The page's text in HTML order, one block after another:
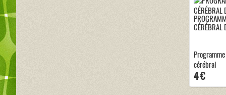
CÉRÉBRAL
cérébral
4 €